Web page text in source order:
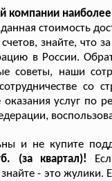
компании наиболее
стоимость
знайте, что
в России.
советы, наши
услуг по
и не купите
(за квартал)!
- это жулики.